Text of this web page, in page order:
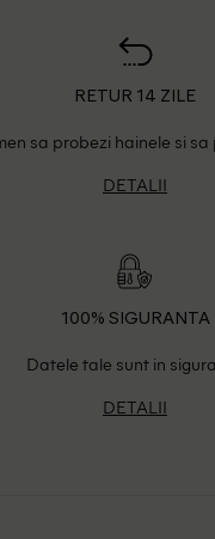
RETUR 14 ZILE
sa probezi hainele si
DETALII
100% SIGURANTA
Datele tale sunt in
DETALII